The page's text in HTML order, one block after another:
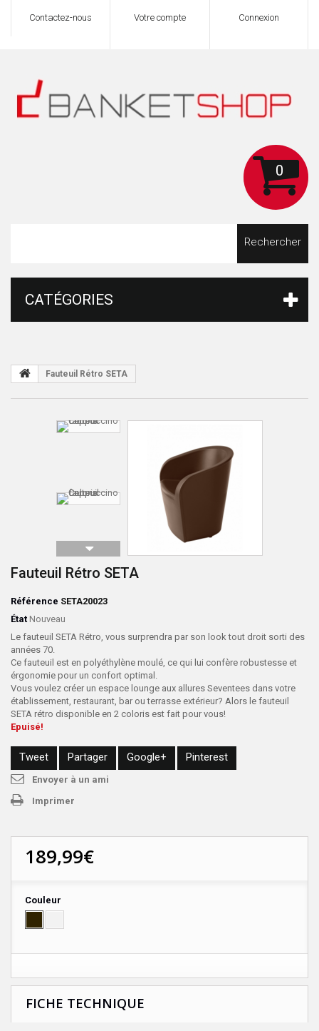
Connexion
Votre compte
Contactez-nous
0
Rechercher
CATÉGORIES
Fauteuil Rétro SETA
Fauteuil Rétro SETA
Référence SETA20023
État Nouveau
Le fauteuil SETA Rétro, vous surprendra par son look tout droit sorti des
années 70.
Ce fauteuil est en polyéthylène moulé, ce qui lui confère robustesse et
érgonomie pour un confort optimal.
Vous voulez créer un espace lounge aux allures Seventees dans votre
établissement, restaurant, bar ou terrasse extérieur? Alors le fauteuil
SETA rétro disponible en 2 coloris est fait pour vous!
Epuisé!
Tweet Partager Google+ Pinterest
Envoyer à un ami
Imprimer
189,99€
Couleur
FICHE TECHNIQUE